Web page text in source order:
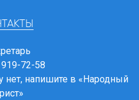
72-58
нет, напишите в «Народный